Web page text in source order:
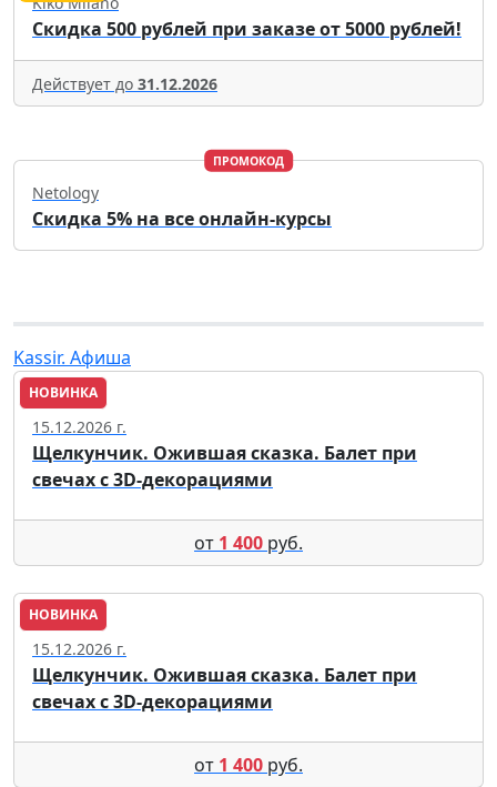
Скидка 500 рублей при заказе от 5000 рублей!
Действует до 31.12.2026
ПРОМОКОД
Netology
Скидка 5% на все онлайн-курсы
Kassir. Афиша
НОВИНКА
Пенза
15.12.2026 г.
Щелкунчик. Ожившая сказка. Балет при
свечах с 3D-декорациями
от 1 400 руб.
НОВИНКА
Пенза
15.12.2026 г.
Щелкунчик. Ожившая сказка. Балет при
свечах с 3D-декорациями
от 1 400 руб.